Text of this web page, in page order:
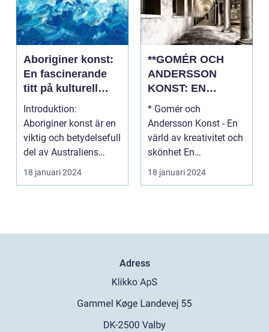
Aboriginer konst:
En fascinerande
titt på kulturell
mångfald och
kreativitet
Introduktion:
Aboriginer konst är en
viktig och betydelsefull
del av Australiens
kulturella arv. Un...
18 januari 2024
**GOMÉR OCH
ANDERSSON
KONST: EN
ÖVERSIKT OCH
ANALYS**
* Gomér och
Andersson Konst - En
värld av kreativitet och
skönhet En
övergripande, grundlig
översi...
18 januari 2024
Adress